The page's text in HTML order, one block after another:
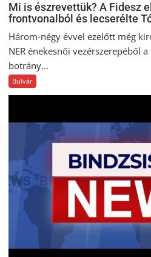
Mi is észrevettük? A Fidesz
frontvonalból és lecserélte
Három-négy évvel ezelőtt még
NER énekesnői vezérszerepéből
botrány...
Bulvár